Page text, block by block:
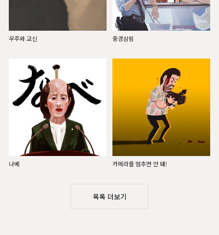
우주와 교신 중경삼림
나베 카메라를 멈추면 안 돼!
목록 더보기